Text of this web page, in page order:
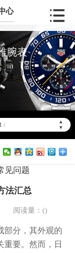
心
腕表
▲
▼
公告
：400-801-5612
北京市东城区东长安街1号东方广场写字楼W3座6层602室（需提前预约）
北京市朝阳区建国门外大街甲6号华熙国际中心写字楼D座11层1102室（需提前预约）
见问题
法汇总
阅读量：()
分，其外观的
重要。然而，日